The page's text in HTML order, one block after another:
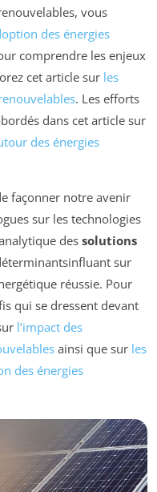
vous
des énergies
comprendre les enjeux
cet article sur les
. Les efforts
dans cet article sur
des énergies
façonner notre avenir
sur les technologies
des solutions
sur
réussie. Pour
qui se dressent devant
l’impact des
ainsi que sur les
des énergies